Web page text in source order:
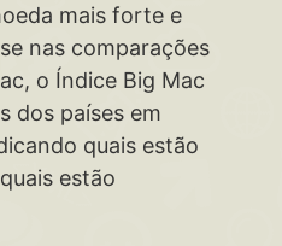
mais forte e
nas comparações
o Índice Big Mac
dos países em
quais estão
estão